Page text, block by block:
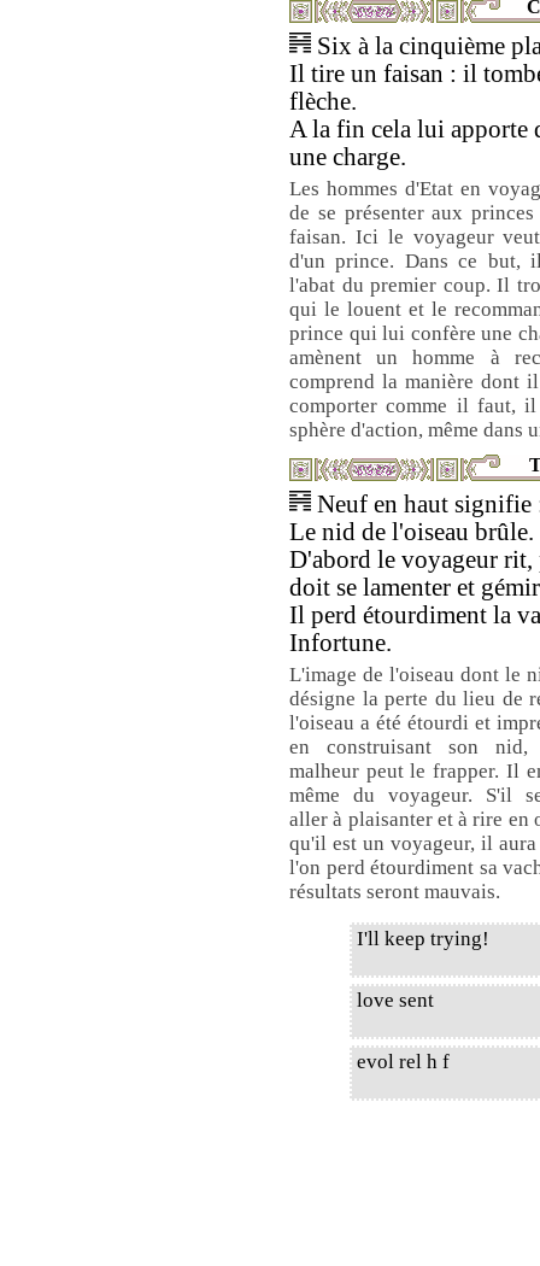
Six à la cinquième
Il tire un faisan : il
flèche.
A la fin cela lui apporte
une charge.
Les hommes d'Etat en
de se présenter aux
faisan. Ici le voyageur
d'un prince. Dans ce but,
l'abat du premier coup. Il
qui le louent et le
prince qui lui confère une
amènent un homme à
comprend la manière dont
comporter comme il faut,
sphère d'action, même dans
Neuf en haut signifie
Le nid de l'oiseau brûle.
D'abord le voyageur
doit se lamenter et
Il perd étourdiment la
Infortune.
L'image de l'oiseau dont le
désigne la perte du lieu de
l'oiseau a été étourdi et
en construisant son
malheur peut le frapper. Il
même du voyageur. S'il
aller à plaisanter et à rire en
qu'il est un voyageur, il
l'on perd étourdiment sa
résultats seront mauvais.
I'll keep trying!
love sent
evol rel h f